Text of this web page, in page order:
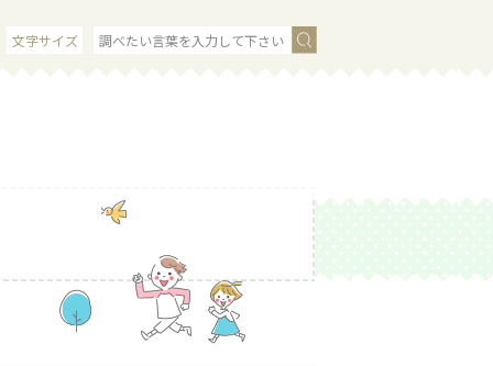
文字サイズ